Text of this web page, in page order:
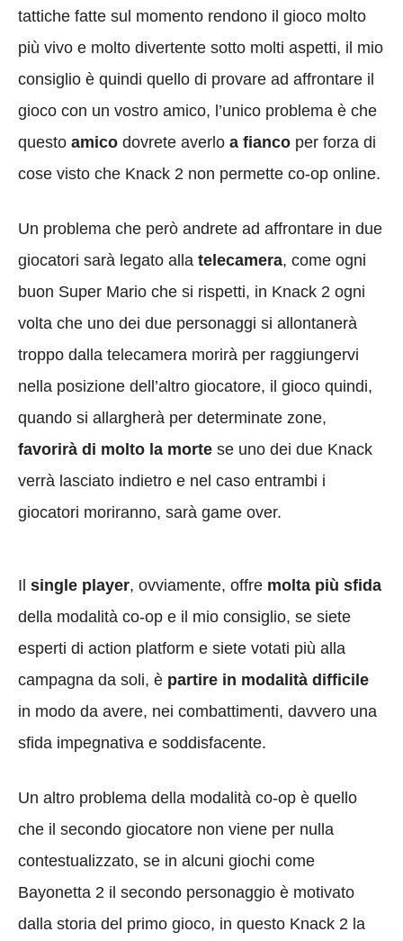
tattiche fatte sul momento rendono il gioco molto
più vivo e molto divertente sotto molti aspetti, il mio
consiglio è quindi quello di provare ad affrontare il
gioco con un vostro amico, l’unico problema è che
questo amico dovrete averlo a fianco per forza di
cose visto che Knack 2 non permette co-op online.
Un problema che però andrete ad affrontare in due
giocatori sarà legato alla telecamera, come ogni
buon Super Mario che si rispetti, in Knack 2 ogni
volta che uno dei due personaggi si allontanerà
troppo dalla telecamera morirà per raggiungervi
nella posizione dell’altro giocatore, il gioco quindi,
quando si allargherà per determinate zone,
favorirà di molto la morte se uno dei due Knack
verrà lasciato indietro e nel caso entrambi i
giocatori moriranno, sarà game over.
Il single player, ovviamente, offre molta più sfida
della modalità co-op e il mio consiglio, se siete
esperti di action platform e siete votati più alla
campagna da soli, è partire in modalità difficile
in modo da avere, nei combattimenti, davvero una
sfida impegnativa e soddisfacente.
Un altro problema della modalità co-op è quello
che il secondo giocatore non viene per nulla
contestualizzato, se in alcuni giochi come
Bayonetta 2 il secondo personaggio è motivato
dalla storia del primo gioco, in questo Knack 2 la